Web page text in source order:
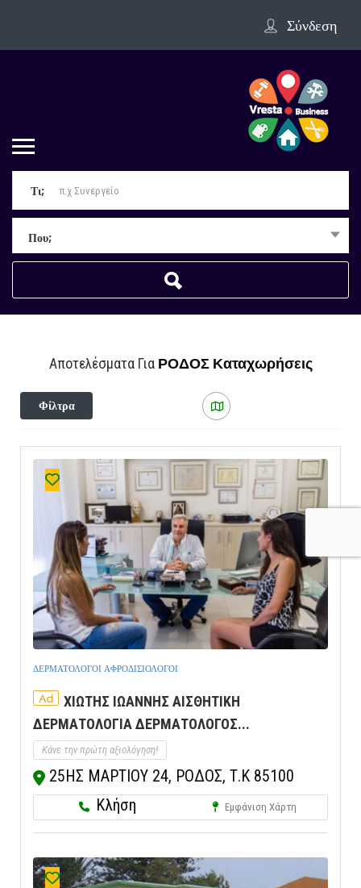
Σύνδεση
Τι;
Που;
Αποτελέσματα Για ΡΟΔΟΣ Καταχωρήσεις
Φίλτρα
ΔΕΡΜΑΤΟΛΟΓΟΙ ΑΦΡΟΔΙΣΙΟΛΟΓΟΙ
Ad
ΧΙΩΤΗΣ ΙΩΑΝΝΗΣ ΑΙΣΘΗΤΙΚΗ
ΔΕΡΜΑΤΟΛΟΓΙΑ ΔΕΡΜΑΤΟΛΟΓΟΣ...
Κάνε την πρώτη αξιολόγηση!
25ΗΣ ΜΑΡΤΙΟΥ 24, ΡΟΔΟΣ, Τ.Κ 85100
Κλήση
Εμφάνιση Χάρτη